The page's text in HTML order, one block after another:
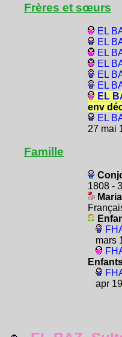
Frères et sœurs
EL
EL
EL
EL
EL
EL
EL
env
EL
27 mai
Famille
1808 -
mars
apr